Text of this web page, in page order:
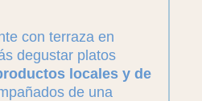
con terraza en
degustar platos
locales y de
de una